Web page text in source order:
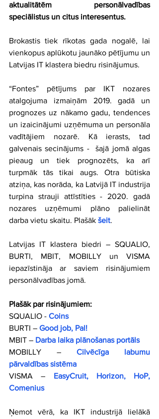
aktualitātēm personālvadības
speciālistus un citus interesentus.
Brokastis tiek rīkotas gada nogalē, lai
vienkopus aplūkotu jaunāko pētījumu un
Latvijas IT klastera biedru risinājumus.
“Fontes” pētījums par IKT nozares
atalgojuma izmaiņām 2019. gadā un
prognozes uz nākamo gadu, tendences
un izaicinājumi uzņēmuma un personāla
vadītājiem nozarē. Kā ierasts, tad
galvenais secinājums -  šajā jomā algas
pieaug un tiek prognozēts, ka arī
turpmāk tās tikai augs. Otra būtiska
atziņa, kas norāda, ka Latvijā IT industrija
turpina strauji attīstīties - 2020. gadā
nozares uzņēmumi plāno palielināt
darba vietu skaitu. Plašāk šeit.
Latvijas IT klastera biedri – SQUALIO,
BURTI, MBIT, MOBILLY un VISMA
iepazīstināja ar saviem risinājumiem
personālvadības jomā.
Plašāk par risinājumiem:
SQUALIO - Coins
BURTI – Good job, Pal!
MBIT – Darba laika plānošanas portāls
MOBILLY – Cilvēcīga labumu
pārvaldības sistēma
VISMA – EasyCruit, Horizon, HoP,
Comenius
Ņemot vērā, ka IKT industrijā lielākā